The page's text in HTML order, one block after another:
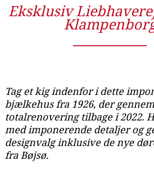
Eksklusiv
Tag et kig indenfor i dette
bjælkehus fra 1926, der
totalrenovering tilbage i 2022.
med imponerende detaljer og
designvalg inklusive de nye
fra Bøjsø.